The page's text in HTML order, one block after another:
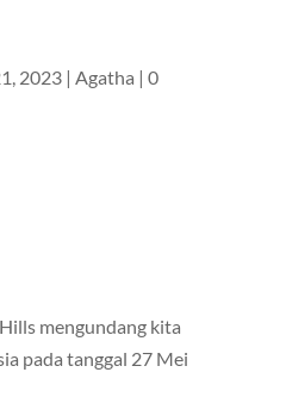
2023| Agatha | 0
mengundang kita
pada tanggal 27 Mei